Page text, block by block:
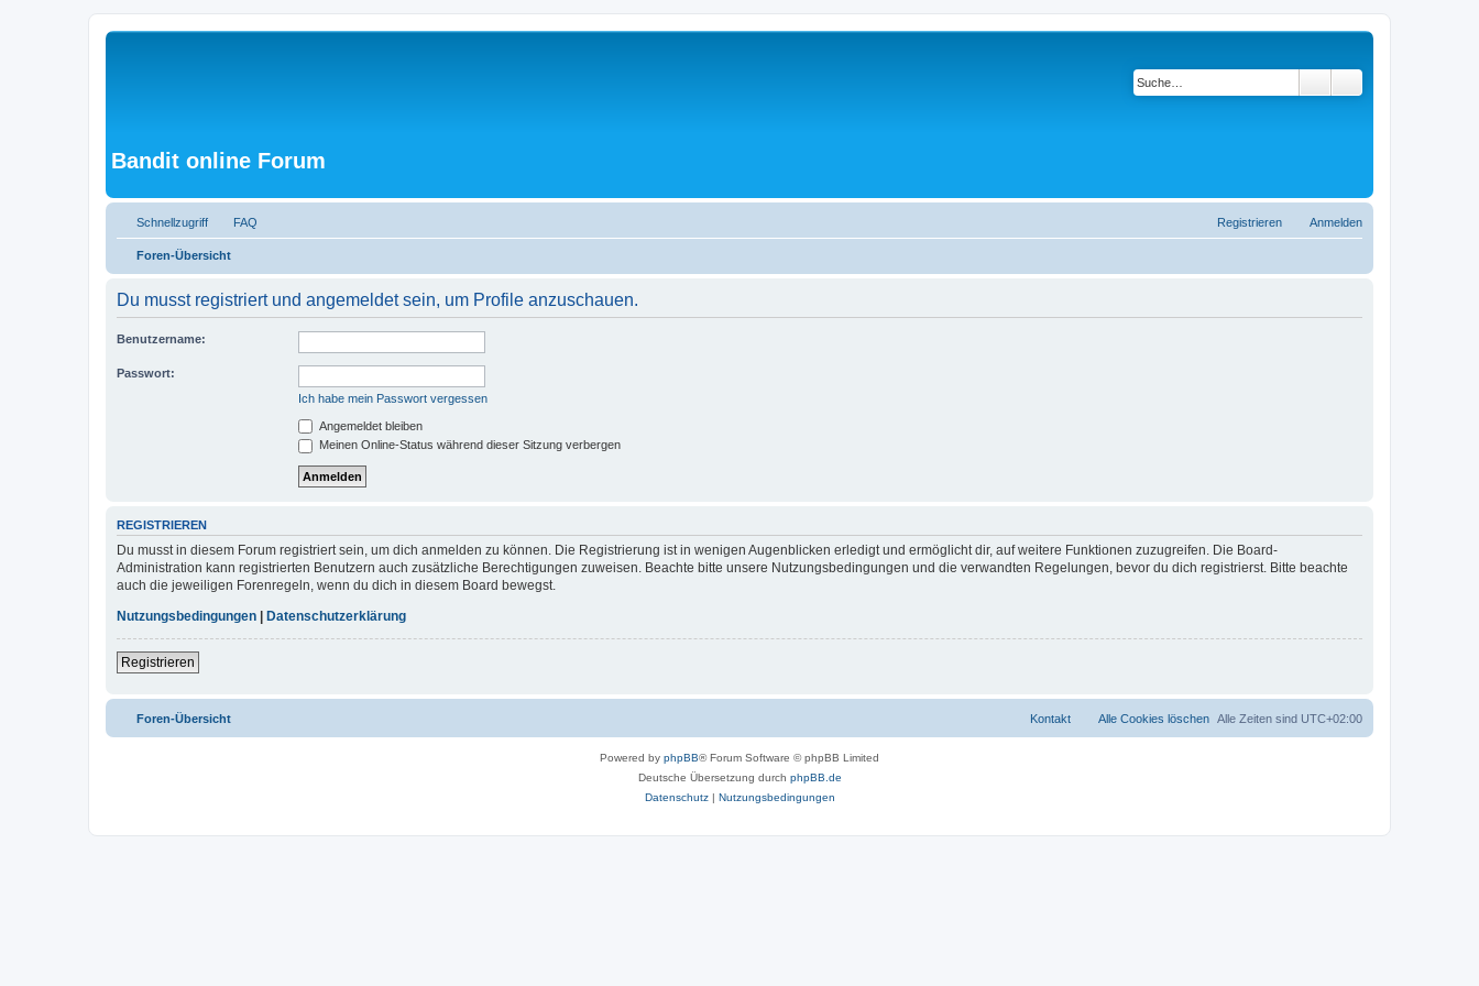
Bandit online Forum
Schnellzugriff FAQ Anmelden
Registrieren
Foren-Übersicht
Du musst registriert und angemeldet sein, um Profile anzuschauen.
Benutzername:
Passwort:
Ich habe mein Passwort vergessen
Angemeldet bleiben
Meinen Online-Status während dieser Sitzung verbergen
REGISTRIEREN
Du musst in diesem Forum registriert sein, um dich anmelden zu können. Die Registrierung ist in wenigen Augenblicken erledigt und ermöglicht dir, auf weitere Funktionen zuzugreifen. Die Board-
Administration kann registrierten Benutzern auch zusätzliche Berechtigungen zuweisen. Beachte bitte unsere Nutzungsbedingungen und die verwandten Regelungen, bevor du dich registrierst. Bitte beachte
auch die jeweiligen Forenregeln, wenn du dich in diesem Board bewegst.
Nutzungsbedingungen
Datenschutzerklärung
Registrieren
Foren-Übersicht Alle Zeiten sind UTC+02:00
Alle Cookies löschen
Kontakt
Powered by phpBB® Forum Software © phpBB Limited
Deutsche Übersetzung durch phpBB.de
Datenschutz| Nutzungsbedingungen